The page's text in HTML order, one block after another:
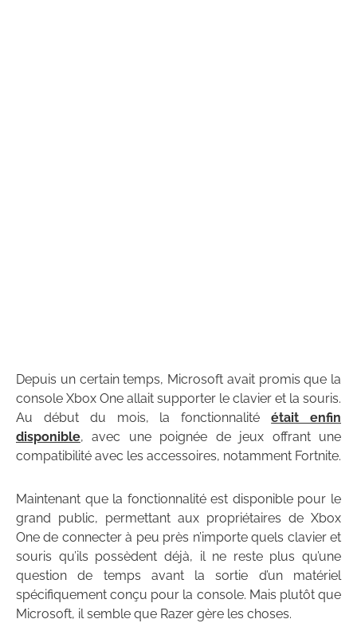
Depuis un certain temps, Microsoft avait promis que la
console Xbox One allait supporter le clavier et la souris.
Au début du mois, la fonctionnalitéétait enfin
disponible, avec une poignée de jeux offrant une
compatibilité avec les accessoires, notamment Fortnite.
Maintenant que la fonctionnalité est disponible pour le
grand public, permettant aux propriétaires de Xbox
One de connecter à peu près n’importe quels clavier et
souris qu’ils possèdent déjà, il ne reste plus qu’une
question de temps avant la sortie d’un matériel
spécifiquement conçu pour la console. Mais plutôt que
Microsoft, il semble que Razer gère les choses.